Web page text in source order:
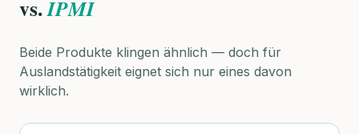
vs.IPMI
Beide Produkte klingen ähnlich — doch für
Auslandstätigkeit eignet sich nur eines davon
wirklich.